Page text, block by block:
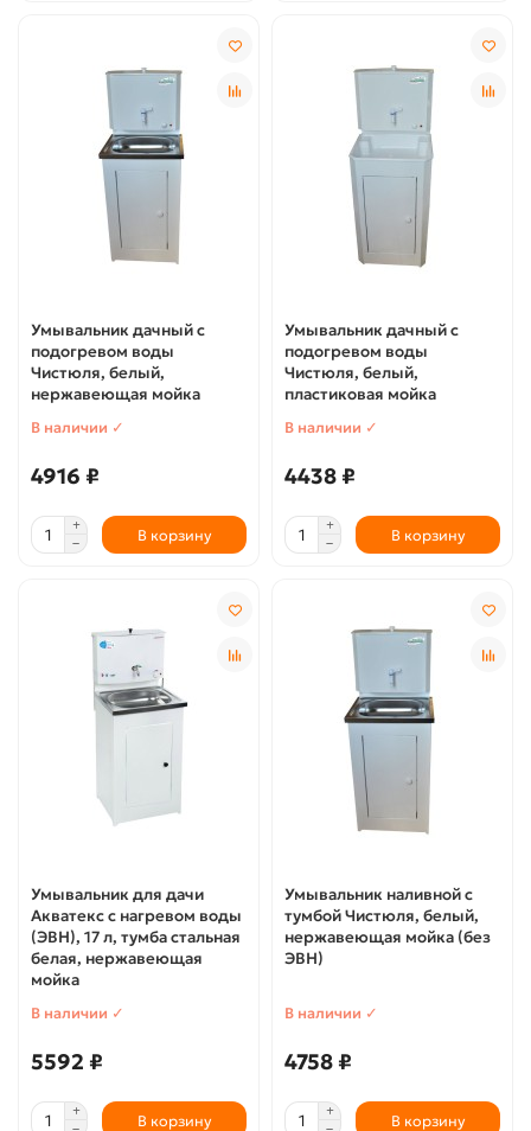
Умывальник дачный с
подогревом воды
Чистюля, белый,
нержавеющая мойка
В наличии ✓
4916 ₽
В корзину
Умывальник дачный с
подогревом воды
Чистюля, белый,
пластиковая мойка
В наличии ✓
4438 ₽
В корзину
Умывальник для дачи
Акватекс с нагревом воды
(ЭВН), 17 л, тумба стальная
белая, нержавеющая
мойка
В наличии ✓
5592 ₽
В корзину
Умывальник наливной с
тумбой Чистюля, белый,
нержавеющая мойка (без
ЭВН)
В наличии ✓
4758 ₽
В корзину